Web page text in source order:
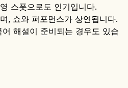
스폿으로도 인기입니다.
, 쇼와 퍼포먼스가 상연됩니다.
해설이 준비되는 경우도 있습